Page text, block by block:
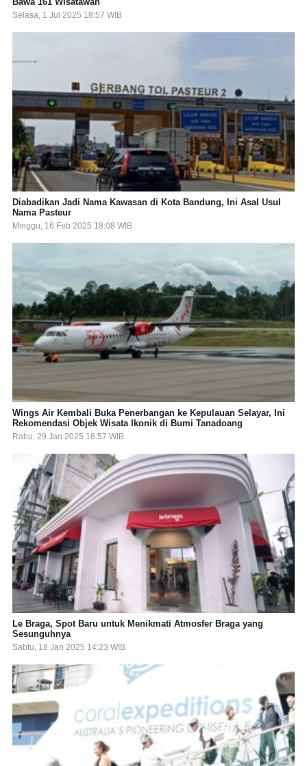
Selasa, 1 Jul 2025 18:57 WIB
Diabadikan Jadi Nama Kawasan di Kota Bandung, Ini Asal Usul
Nama Pasteur
Minggu, 16 Feb 2025 18:08 WIB
Wings Air Kembali Buka Penerbangan ke Kepulauan Selayar, Ini
Rekomendasi Objek Wisata Ikonik di Bumi Tanadoang
Rabu, 29 Jan 2025 16:57 WIB
Le Braga, Spot Baru untuk Menikmati Atmosfer Braga yang
Sesunguhnya
Sabtu, 18 Jan 2025 14:23 WIB